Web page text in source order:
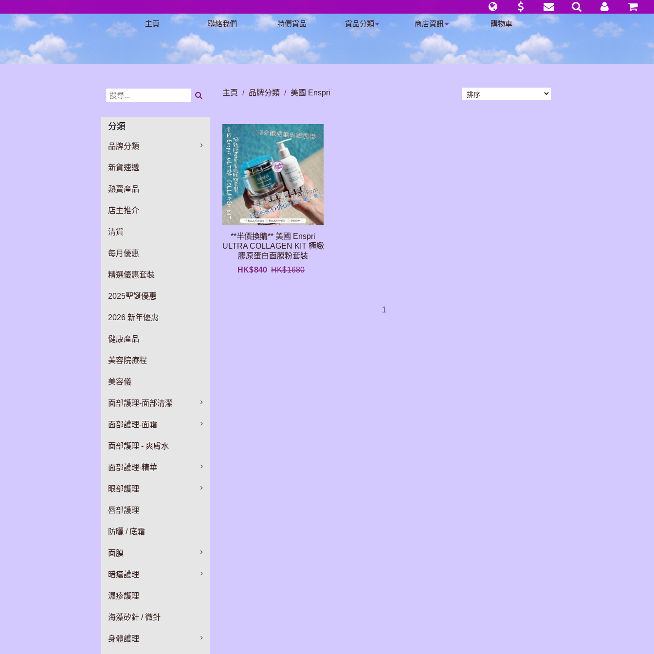
主頁 聯絡我們 特價貨品 貨品分類 商店資訊 購物車
分類
品牌分類
新貨速遞
熱賣產品
店主推介
清貨
每月優惠
精選優惠套裝
2025聖誕優惠
2026 新年優惠
健康產品
美容院療程
美容儀
面部護理-面部清潔
面部護理-面霜
面部護理 - 爽膚水
面部護理-精華
眼部護理
唇部護理
防曬 / 底霜
面膜
暗瘡護理
濕疹護理
海藻矽針 / 微針
身體護理
主頁 / 品牌分類 / 美國 Enspri
**半價換購** 美國 Enspri
ULTRA COLLAGEN KIT 極緻
膠原蛋白面膜粉套裝
HK$840 HK$1680
1